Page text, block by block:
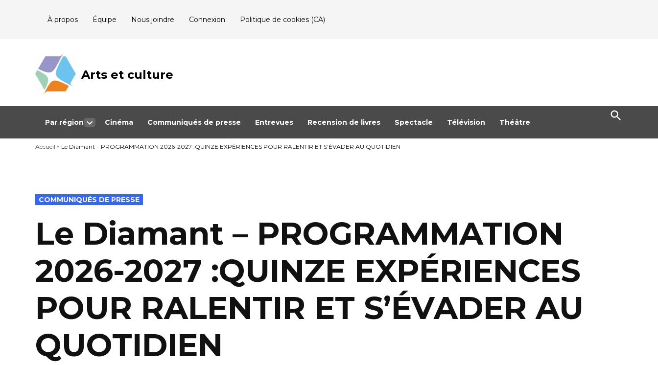
À propos Équipe Nous joindre Connexion Politique de cookies (CA)
Arts et culture
Journalisme
Québec
Par région
dropdown
menu
Cinéma Communiqués de presse Entrevues Recension de livres Spectacle Télévision Théâtre
Open
Search
Accueil » Le Diamant – PROGRAMMATION 2026-2027 :QUINZE EXPÉRIENCES POUR RALENTIR ET S’ÉVADER AU QUOTIDIEN
POSTED
IN
COMMUNIQUÉS DE PRESSE
Le Diamant – PROGRAMMATION
2026-2027 :QUINZE EXPÉRIENCES
POUR RALENTIR ET S’ÉVADER AU
QUOTIDIEN